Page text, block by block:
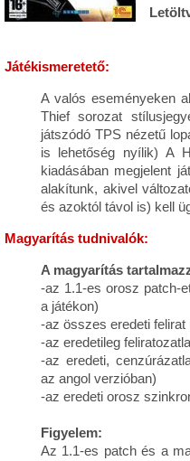
Játékismeretető:
A valós eseményeken
Thief sorozat
játszódó TPS nézetű
is lehetőség nyílik) A
kiadásában megjelent
alakítunk, akivel
és azoktól távol is) kell
Magyarítás tudnivalók:
A magyarítás
-az 1.1-es orosz patch-
a játékon)
-az összes eredeti
-az eredetileg
-az eredeti,
az angol verzióban)
-az eredeti orosz
Figyelem:
Az 1.1-es patch és a